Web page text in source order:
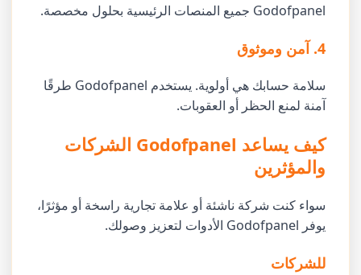
Godofpanel جميع المنصات الرئيسية بحلول مخصصة.
4. آمن وموثوق
سلامة حسابك هي أولوية. يستخدم Godofpanel طرقًا
آمنة لمنع الحظر أو العقوبات.
كيف يساعد Godofpanel الشركات
والمؤثرين
سواء كنت شركة ناشئة أو علامة تجارية راسخة أو مؤثرًا،
يوفر Godofpanel الأدوات لتعزيز وصولك.
للشركات